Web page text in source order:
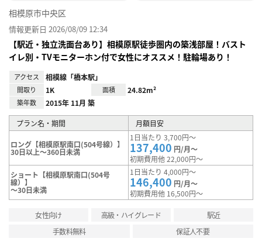
相模原市中央区
情報更新日 2026/08/09 12:34
【駅近・独立洗面台あり】相模原駅徒歩圏内の築浅部屋！バスト
イレ別・TVモニターホン付で女性にオススメ！駐輪場あり！
アクセス 相模線「橋本駅」
間取り 1K 面積 24.82m²
築年数 2015年 11月 築
プラン名・期間 月額目安
ロング【相模原駅南口(504号線）】
30日以上～360日未満
1日当たり 3,700円～
137,400 円/月～
初期費用他 22,000円～
ショート【相模原駅南口(504号
線）】
～30日未満
1日当たり 4,000円～
146,400 円/月～
初期費用他 16,500円～
女性向け 高級・ハイグレード
駅近
手数料無料
保証人不要